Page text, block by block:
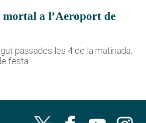
a l’Aeroport de
passades les 4 de la matinada,
festa